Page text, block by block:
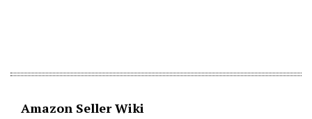
Amazon Seller Wiki